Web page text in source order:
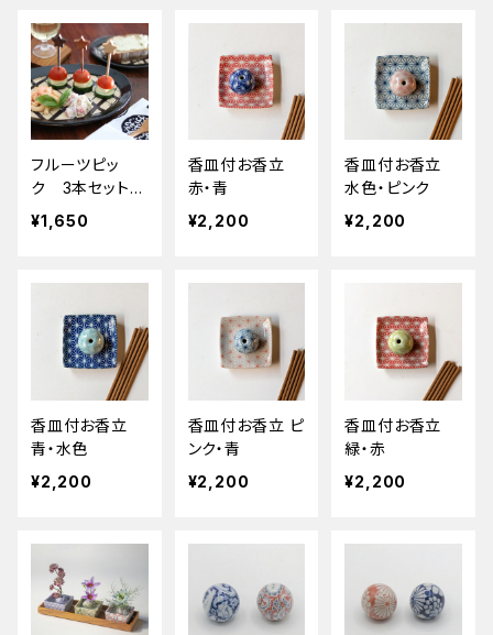
フルーツピッ
ク 3本セット
（星×3）
¥1,650
香皿付お香立
赤・青
¥2,200
香皿付お香立
水色・ピンク
¥2,200
香皿付お香立
青・水色
¥2,200
香皿付お香立 ピ
ンク・青
¥2,200
香皿付お香立
緑・赤
¥2,200